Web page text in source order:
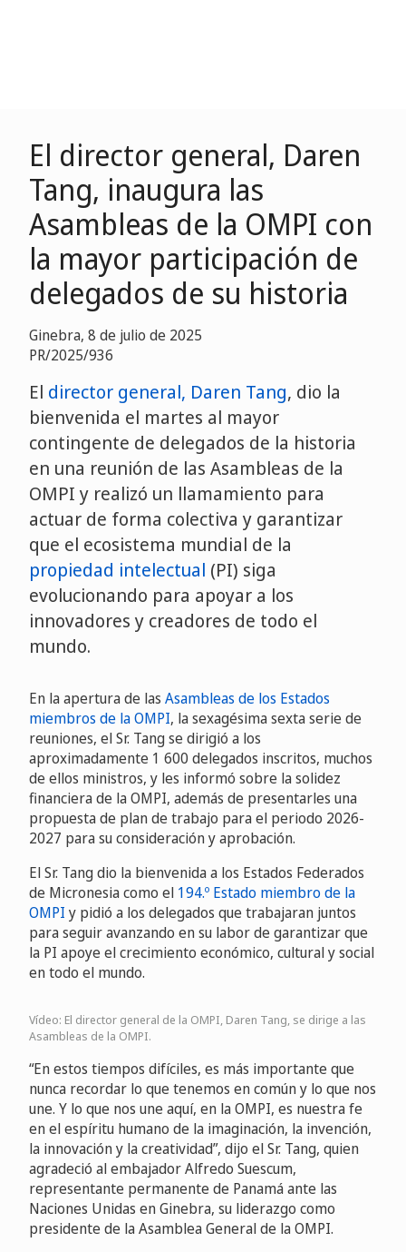
El director general, Daren
Tang, inaugura las
Asambleas de la OMPI con
la mayor participación de
delegados de su historia
Ginebra, 8 de julio de 2025
PR/2025/936
El director general, Daren Tang, dio la
bienvenida el martes al mayor
contingente de delegados de la historia
en una reunión de las Asambleas de la
OMPI y realizó un llamamiento para
actuar de forma colectiva y garantizar
que el ecosistema mundial de la
propiedad intelectual (PI) siga
evolucionando para apoyar a los
innovadores y creadores de todo el
mundo.
En la apertura de las Asambleas de los Estados
miembros de la OMPI, la sexagésima sexta serie de
reuniones, el Sr. Tang se dirigió a los
aproximadamente 1 600 delegados inscritos, muchos
de ellos ministros, y les informó sobre la solidez
financiera de la OMPI, además de presentarles una
propuesta de plan de trabajo para el periodo 2026-
2027 para su consideración y aprobación.
El Sr. Tang dio la bienvenida a los Estados Federados
de Micronesia como el 194.º Estado miembro de la
OMPI y pidió a los delegados que trabajaran juntos
para seguir avanzando en su labor de garantizar que
la PI apoye el crecimiento económico, cultural y social
en todo el mundo.
Vídeo: El director general de la OMPI, Daren Tang, se dirige a las
Asambleas de la OMPI.
“En estos tiempos difíciles, es más importante que
nunca recordar lo que tenemos en común y lo que nos
une. Y lo que nos une aquí, en la OMPI, es nuestra fe
en el espíritu humano de la imaginación, la invención,
la innovación y la creatividad”, dijo el Sr. Tang, quien
agradeció al embajador Alfredo Suescum,
representante permanente de Panamá ante las
Naciones Unidas en Ginebra, su liderazgo como
presidente de la Asamblea General de la OMPI.